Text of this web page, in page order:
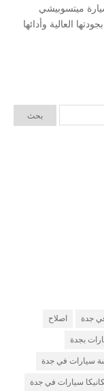
ميتسوبيشي
العالية وأدائها
جدة اصلاح
بجدة
سيارات في جدة
سيارات في جدة